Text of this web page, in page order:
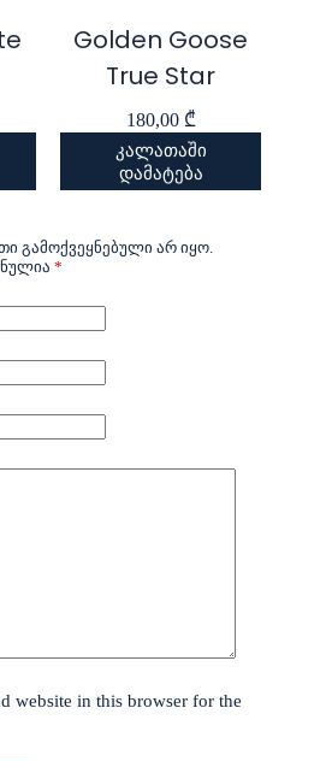
Golden Goose
True Star
180,00 ₾
კალათაში
დამატება
გამოქვეყნებული არ იყო.
*
website in this browser for the